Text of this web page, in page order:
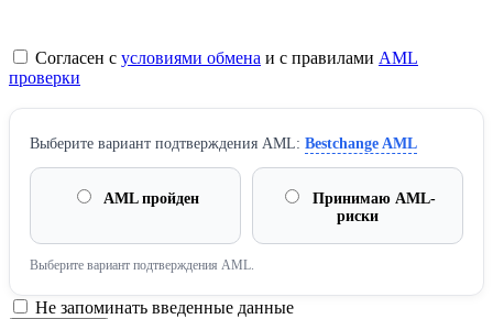
Согласен с условиями обмена и с правилами AML
проверки
Выберите вариант подтверждения AML: Bestchange AML
AML пройден
Принимаю AML-
риски
Выберите вариант подтверждения AML.
Не запоминать введенные данные